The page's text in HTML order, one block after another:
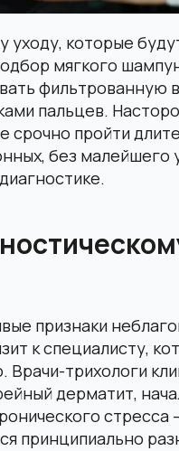
которые
мягкого
фильтрованную
пальцев.
пройти
без малейшего
признаки
к специалисту,
Врачи-трихологи
дерматит,
стресса
принципиально